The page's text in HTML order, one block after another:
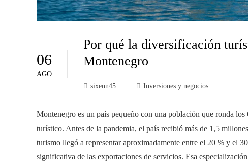
06
AGO
Por qué la diversificación
Montenegro
sixenn45 Inversiones y negocios
Montenegro es un país pequeño con una población que ronda
turístico. Antes de la pandemia, el país recibió más de 1,5
turismo llegó a representar aproximadamente entre el 20 % y el
significativa de las exportaciones de servicios. Esa